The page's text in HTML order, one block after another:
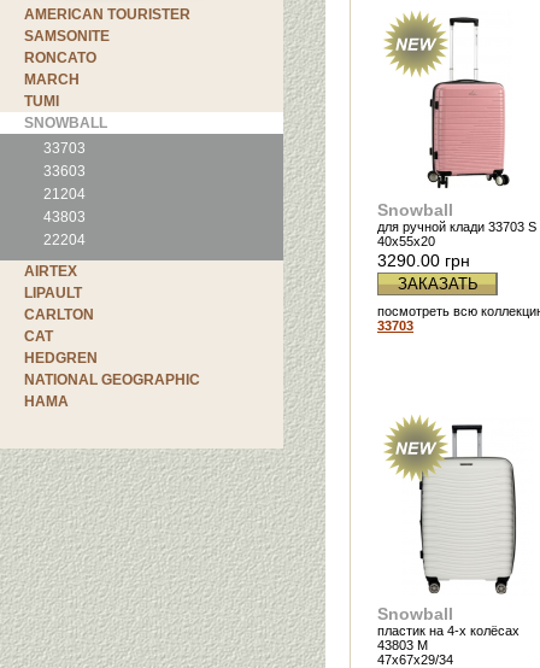
AMERICAN TOURISTER
SAMSONITE
RONCATO
MARCH
TUMI
SNOWBALL
33703
33603
21204
43803
22204
AIRTEX
LIPAULT
CARLTON
CAT
HEDGREN
NATIONAL GEOGRAPHIC
HAMA
Snowball
для ручной клади 33703 S
40х55х20
3290.00 грн
ЗАКАЗАТЬ
посмотреть всю
33703
Snowball
пластик на 4-х колёсах
43803 M
47х67х29/34